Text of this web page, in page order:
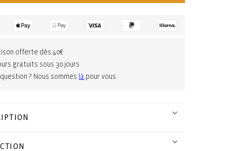
offerte dès 40€
gratuits sous 30 jours
? Nous sommes là pour vous.